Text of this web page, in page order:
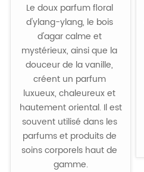
Le doux parfum floral
d'ylang-ylang, le bois
d'agar calme et
mystérieux, ainsi que la
douceur de la vanille,
créent un parfum
luxueux, chaleureux et
hautement oriental. Il est
souvent utilisé dans les
parfums et produits de
soins corporels haut de
gamme.